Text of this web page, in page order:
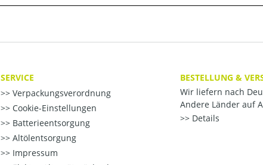
SERVICE
Verpackungsverordnung
Cookie-Einstellungen
Batterieentsorgung
Altölentsorgung
Impressum
BESTELLUNG &
Wir liefern nach
Andere Länder auf
Details